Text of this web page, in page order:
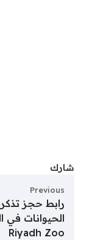
شارك
Previous
رابط حجز
الحيوانات في
Riyadh Zoo